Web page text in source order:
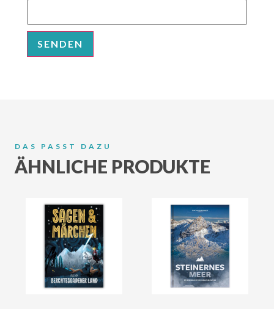
DAS PASST DAZU
ÄHNLICHE PRODUKTE